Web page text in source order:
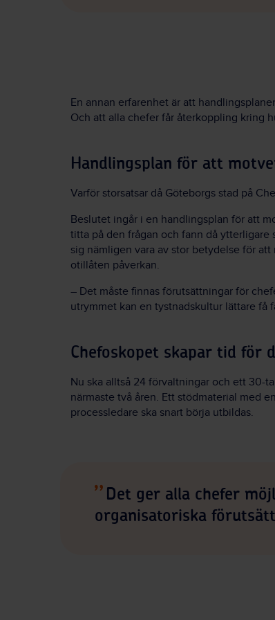
En annan erfarenhet är att
Och att alla chefer får återkoppling kring
Handlingsplan för att
Varför storsatsar då Göteborgs stad på
Beslutet ingår i en handlingsplan för att
titta på den frågan och fann då ytterligare
sig nämligen vara av stor betydelse för
otillåten påverkan.
– Det måste finnas förutsättningar för
utrymmet kan en tystnadskultur lättare få
Chefoskopet skapar tid för
Nu ska alltså 24 förvaltningar och ett 30-
närmaste två åren. Ett stödmaterial med
processledare ska snart börja utbildas.
Det ger alla chefer
organisatoriska